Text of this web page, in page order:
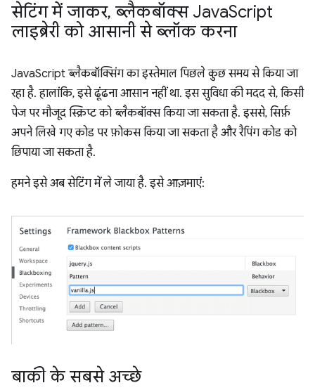
सेटिंग में जाकर, ब्लैकबॉक्स JavaScript
लाइब्रेरी को आसानी से ब्लॉक करना
JavaScript ब्लैकबॉक्सिंग का इस्तेमाल पिछले कुछ समय से किया जा
रहा है. हालांकि, इसे ढूंढना आसान नहीं था. इस सुविधा की मदद से, किसी
पेज पर मौजूद स्क्रिप्ट को ब्लैकबॉक्स किया जा सकता है. इससे, सिर्फ़
अपने लिखे गए कोड पर फ़ोकस किया जा सकता है और रैपिंग कोड को
छिपाया जा सकता है.
हमने इसे अब सेटिंग में ले जाया है. इसे आज़माएं:
बाकी के सबसे अच्छे